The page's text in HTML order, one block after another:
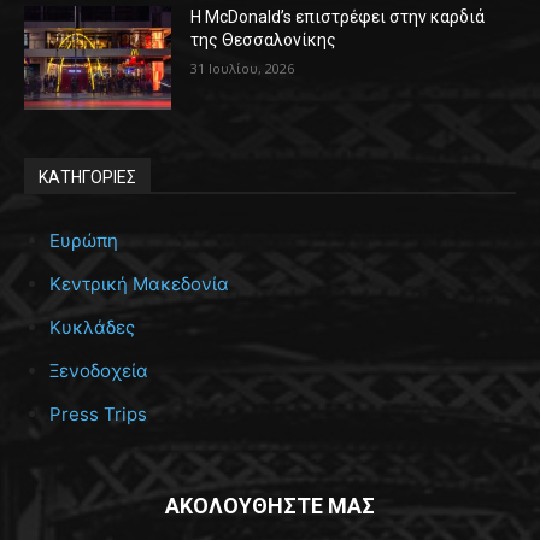
Η McDonald’s επιστρέφει στην καρδιά
της Θεσσαλονίκης
31 Ιουλίου, 2026
ΚΑΤΗΓΟΡΙΕΣ
Ευρώπη
Κεντρική Μακεδονία
Κυκλάδες
Ξενοδοχεία
Press Trips
ΑΚΟΛΟΥΘΗΣΤΕ ΜΑΣ